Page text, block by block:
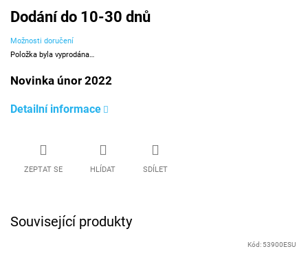
Měrná
cena:
Dodání do 10-30 dnů
Možnosti doručení
Položka byla vyprodána…
Novinka únor 2022
Detailní informace
ZEPTAT SE HLÍDAT SDÍLET
Související produkty
Kód: 53900ESU